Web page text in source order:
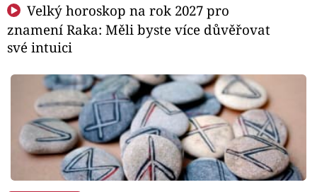
Velký horoskop na rok 2027 pro
znamení Raka: Měli byste více důvěřovat
své intuici